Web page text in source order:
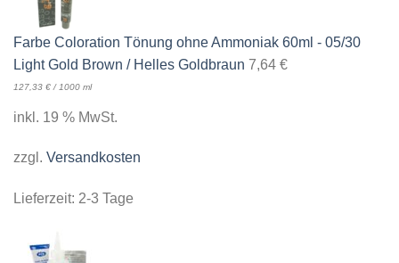
Farbe Coloration Tönung ohne Ammoniak 60ml - 05/30
Light Gold Brown / Helles Goldbraun 7,64 €
127,33 € / 1000 ml
inkl. 19 % MwSt.
zzgl. Versandkosten
Lieferzeit: 2-3 Tage